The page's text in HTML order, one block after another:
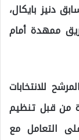
دنيز بايكال،
ممهدة أمام
للانتخابات
من قبل تنظيم
التعامل مع